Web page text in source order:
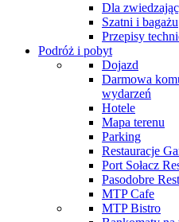
Dla
Szatni i bagażu
Przepisy
Podróż i pobyt
Dojazd
Darmowa
wydarzeń
Hotele
Mapa terenu
Parking
Restauracje
Port Sołacz
Pasodobre
MTP Cafe
MTP Bistro